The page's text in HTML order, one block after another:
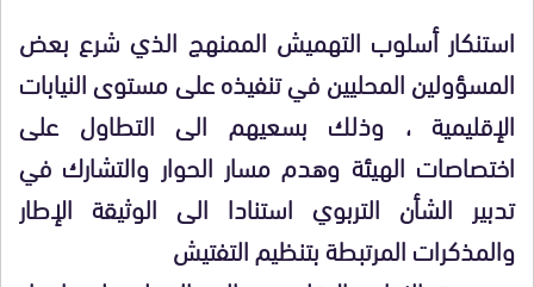
استنكار أسلوب التهميش الممنهج الذي شرع بعض
المسؤولين المحليين في تنفيذه على مستوى النيابات
الإقليمية ، وذلك بسعيهم الى التطاول على
اختصاصات الهيئة وهدم مسار الحوار والتشارك في
تدبير الشأن التربوي استنادا الى الوثيقة الإطار
والمذكرات المرتبطة بتنظيم التفتيش